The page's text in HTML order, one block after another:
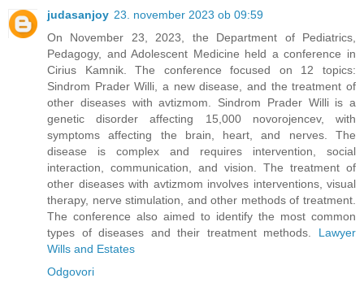
judasanjoy 23. november 2023 ob 09:59
On November 23, 2023, the Department of Pediatrics,
Pedagogy, and Adolescent Medicine held a conference in
Cirius Kamnik. The conference focused on 12 topics:
Sindrom Prader Willi, a new disease, and the treatment of
other diseases with avtizmom. Sindrom Prader Willi is a
genetic disorder affecting 15,000 novorojencev, with
symptoms affecting the brain, heart, and nerves. The
disease is complex and requires intervention, social
interaction, communication, and vision. The treatment of
other diseases with avtizmom involves interventions, visual
therapy, nerve stimulation, and other methods of treatment.
The conference also aimed to identify the most common
types of diseases and their treatment methods. Lawyer
Wills and Estates
Odgovori